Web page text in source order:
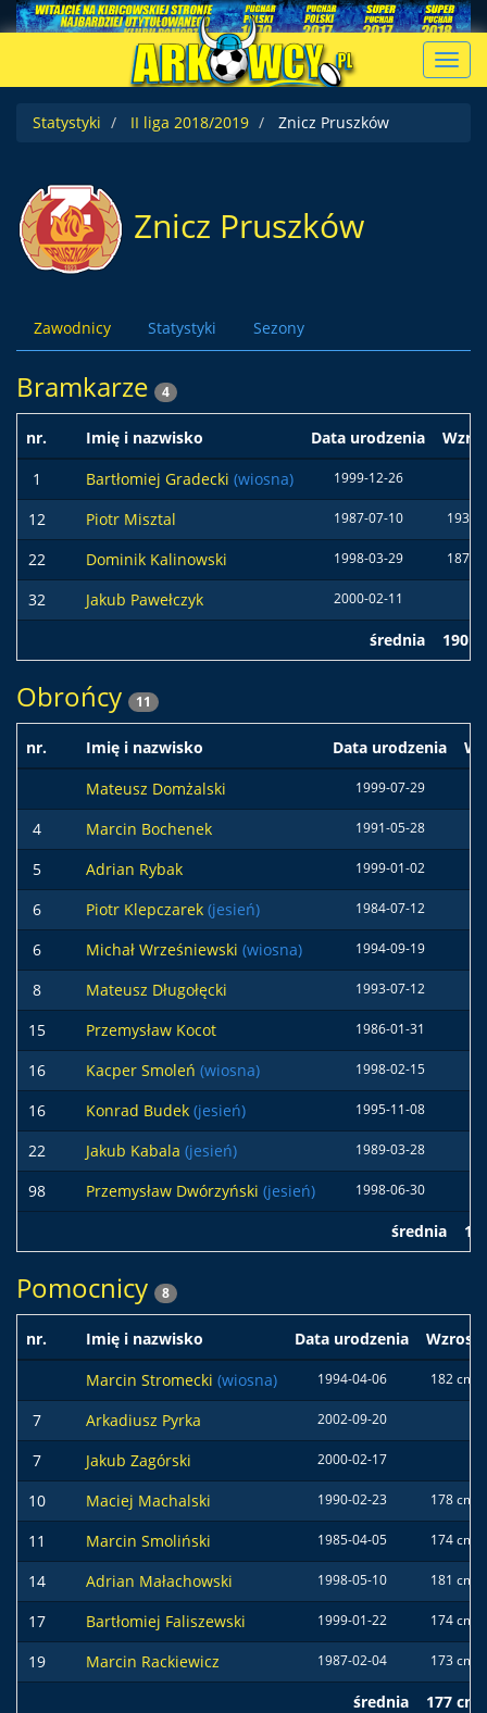
Statystyki
II liga 2018/2019 Znicz Pruszków
Znicz Pruszków
Zawodnicy Statystyki Sezony
Bramkarze 4
nr. Imię i nazwisko Data urodzenia
1
Bartłomiej Gradecki (wiosna) 1999-12-26
12 Piotr Misztal 1987-07-10 193
22 Dominik Kalinowski 1998-03-29 187
32 Jakub Pawełczyk 2000-02-11
średnia 190
Obrońcy 11
nr. Imię i nazwisko Data urodzenia
Mateusz Domżalski
1999-07-29
4 Marcin Bochenek 1991-05-28
5 Adrian Rybak 1999-01-02
6 Piotr Klepczarek (jesień) 1984-07-12
6 Michał Wrześniewski (wiosna) 1994-09-19
8 Mateusz Długołęcki 1993-07-12
15 Przemysław Kocot 1986-01-31
16 Kacper Smoleń (wiosna) 1998-02-15
16 Konrad Budek (jesień) 1995-11-08
22 Jakub Kabala (jesień) 1989-03-28
98 Przemysław Dwórzyński (jesień) 1998-06-30
średnia
Pomocnicy 8
nr. Imię i nazwisko Data urodzenia
Wzrost
Marcin Stromecki (wiosna) 1994-04-06 182 cm
7 Arkadiusz Pyrka 2002-09-20
7 Jakub Zagórski 2000-02-17
10 Maciej Machalski 1990-02-23 178 cm
11 Marcin Smoliński 1985-04-05 174 cm
14 Adrian Małachowski 1998-05-10 181 cm
17 Bartłomiej Faliszewski 1999-01-22 174 cm
19 Marcin Rackiewicz 1987-02-04 173 cm
średnia 177 cm